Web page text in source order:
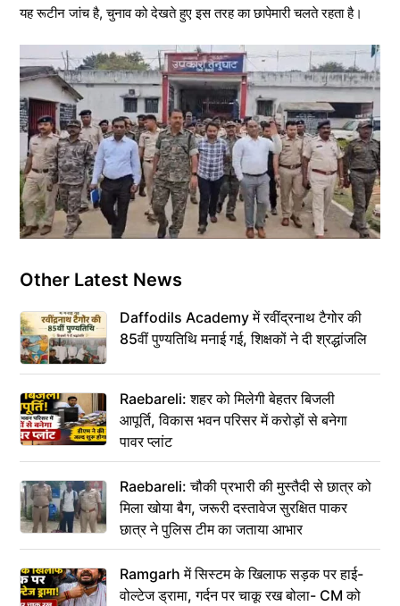
यह रूटीन जांच है, चुनाव को देखते हुए इस तरह का छापेमारी चलते रहता है।
Other Latest News
Daffodils Academy में रवींद्रनाथ टैगोर की
85वीं पुण्यतिथि मनाई गई, शिक्षकों ने दी श्रद्धांजलि
Raebareli: शहर को मिलेगी बेहतर बिजली
आपूर्ति, विकास भवन परिसर में करोड़ों से बनेगा
पावर प्लांट
Raebareli: चौकी प्रभारी की मुस्तैदी से छात्र को
मिला खोया बैग, जरूरी दस्तावेज सुरक्षित पाकर
छात्र ने पुलिस टीम का जताया आभार
Ramgarh में सिस्टम के खिलाफ सड़क पर हाई-
वोल्टेज ड्रामा, गर्दन पर चाकू रख बोला- CM को